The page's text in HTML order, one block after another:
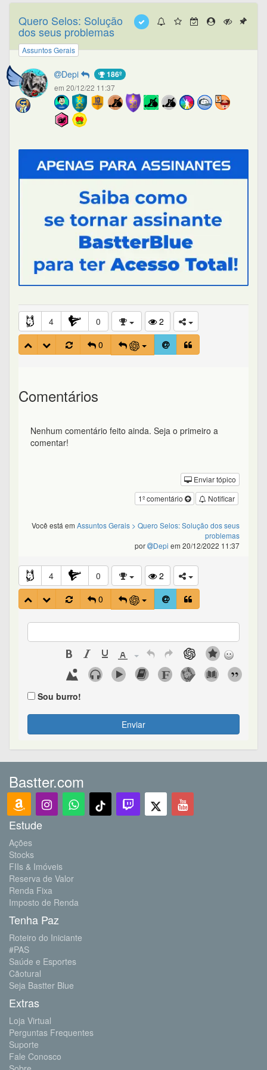
Quero Selos: Solução
dos seus problemas
Assuntos Gerais
Depi 186º
em 20/12/22 11:37
4 0
2
0
Comentários
Nenhum comentário feito ainda. Seja o primeiro a
comentar!
Enviar tópico
Notificar
1º comentário
Você está em Assuntos Gerais > Quero Selos: Solução dos seus
problemas
por
Depi em 20/12/2022 11:37
4 0
2
0
Sou burro!
Enviar
Bastter.com
Estude
Ações
Stocks
FIIs & Imóveis
Reserva de Valor
Renda Fixa
Imposto de Renda
Tenha Paz
Roteiro do Iniciante
#PAS
Saúde e Esportes
Cãotural
Seja Bastter Blue
Extras
Loja Virtual
Perguntas Frequentes
Suporte
Fale Conosco